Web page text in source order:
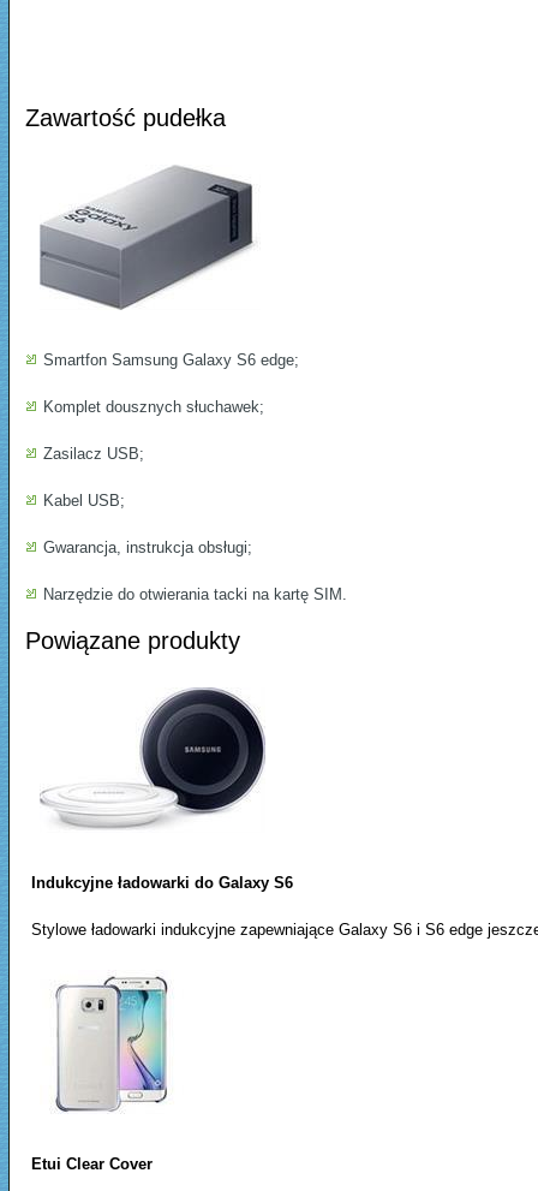
Zawartość pudełka
Smartfon Samsung Galaxy S6 edge;
Komplet dousznych słuchawek;
Zasilacz USB;
Kabel USB;
Gwarancja, instrukcja obsługi;
Narzędzie do otwierania tacki na kartę SIM.
Powiązane produkty
Indukcyjne ładowarki do Galaxy S6
Stylowe ładowarki indukcyjne zapewniające Galaxy S6 i S6 edge
Etui Clear Cover